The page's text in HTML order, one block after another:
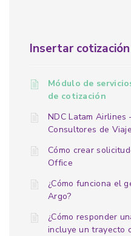
Insertar cotización
Módulo de
de cotización
NDC Latam Airlines
Consultores de Viaje
Cómo crear
Office
¿Cómo funciona el
Argo?
¿Cómo responder
incluye un trayecto